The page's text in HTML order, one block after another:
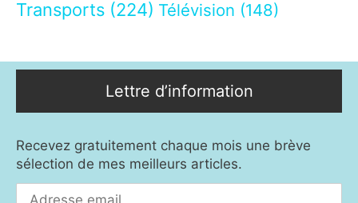
Transports (224) Télévision (148)
Lettre d’information
Recevez gratuitement chaque mois une brève
sélection de mes meilleurs articles.